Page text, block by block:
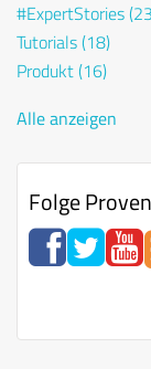
#ExpertStories
Tutorials(18)
Produkt(16)
Alle anzeigen
Folge